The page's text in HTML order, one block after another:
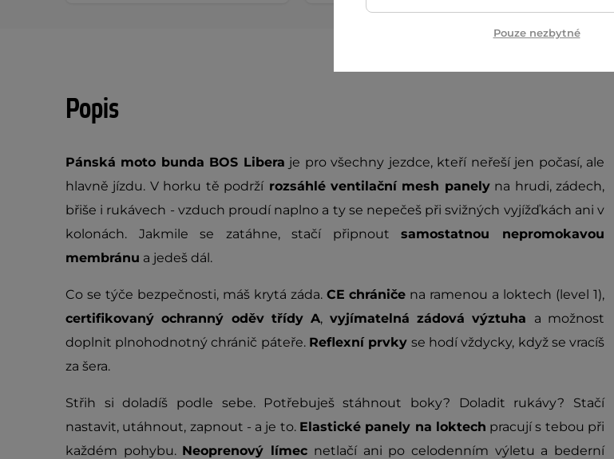
Popis
Pánská moto bunda BOS Libera je pro všechny jezdce, kteří neřeší jen počasí, ale
hlavně jízdu. V horku tě podržírozsáhlé ventilační mesh panelyna hrudi, zádech,
břiše i rukávech - vzduch proudí naplno a ty se nepečeš při svižných vyjížďkách ani v
kolonách. Jakmile se zatáhne, stačí připnoutsamostatnou nepromokavou
membránu a jedeš dál.
Co se týče bezpečnosti, máš krytá záda. CE chrániče na ramenou a loktech (level 1),
certifikovaný ochranný oděv třídy A, vyjímatelná zádová výztuha a možnost
doplnit plnohodnotný chránič páteře. Reflexní prvkyse hodí vždycky, když se vracíš
za šera.
Střih si doladíš podle sebe. Potřebuješ stáhnout boky? Doladit rukávy? Stačí
nastavit, utáhnout, zapnout - a je to. Elastické panely na loktech pracují s tebou při
každém pohybu. Neoprenový límec netlačí ani po celodenním výletu a bederní
Pouze nezbytné